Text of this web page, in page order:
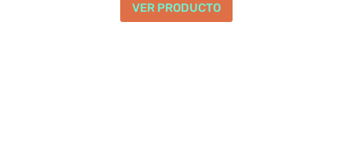
VER PRODUCTO